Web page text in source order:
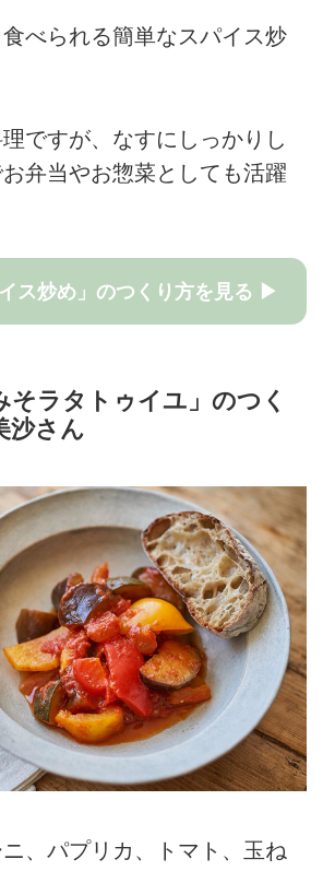
べられる簡単なスパイス炒
ですが、なすにしっかりし
弁当やお惣菜としても活躍
イス炒め」のつくり方を見る ▶
そラタトゥイユ」のつく
沙さん
、パプリカ、トマト、玉ね